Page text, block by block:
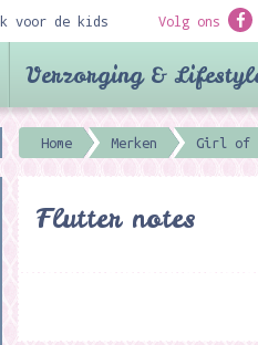
voor de kids Volg ons
Verzorging &
Home Merken Girl of
Flutter notes